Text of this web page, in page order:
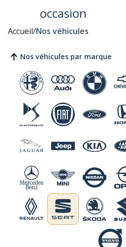
occasion
Accueil/Nos véhicules
Nos véhicules par marque